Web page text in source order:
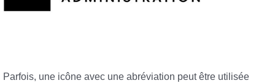
Parfois, une icône avec une abréviation peut être utilisée